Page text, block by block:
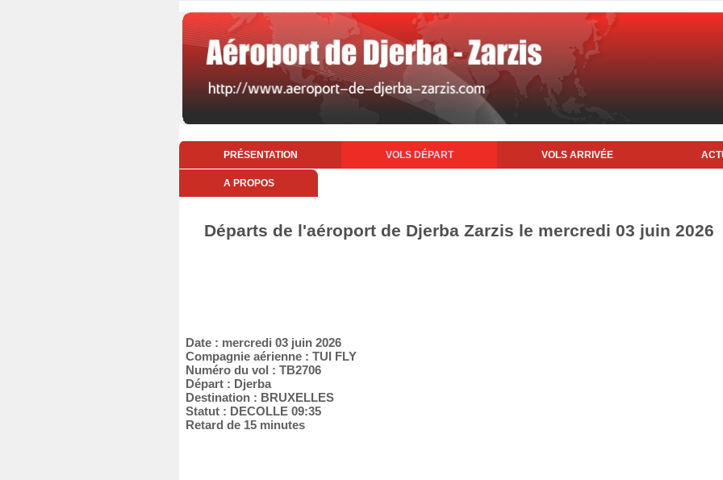
PRÉSENTATION VOLS DÉPART VOLS ARRIVÉE
A PROPOS
Départs de l'aéroport de Djerba Zarzis le mercredi 03 juin 2026
Date : mercredi 03 juin 2026
Compagnie aérienne : TUI FLY
Numéro du vol : TB2706
Départ : Djerba
Destination : BRUXELLES
Statut : DECOLLE 09:35
Retard de 15 minutes